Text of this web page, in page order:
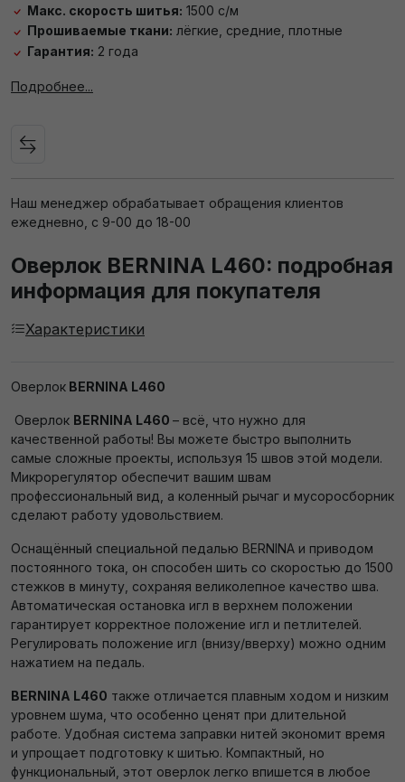
Макс. скорость шитья: 1500 с/м
Прошиваемые ткани: лёгкие, средние, плотные
Гарантия: 2 года
Подробнее...
Наш менеджер обрабатывает обращения клиентов
ежедневно, с 9-00 до 18-00
Оверлок BERNINA L460: подробная
информация для покупателя
Характеристики
Оверлок BERNINA L460
Оверлок BERNINA L460 – всё, что нужно для
качественной работы! Вы можете быстро выполнить
самые сложные проекты, используя 15 швов этой модели.
Микрорегулятор обеспечит вашим швам
профессиональный вид, а коленный рычаг и мусоросборник
сделают работу удовольствием.
Оснащённый специальной педалью BERNINA и приводом
постоянного тока, он способен шить со скоростью до 1500
стежков в минуту, сохраняя великолепное качество шва.
Автоматическая остановка игл в верхнем положении
гарантирует корректное положение игл и петлителей.
Регулировать положение игл (внизу/вверху) можно одним
нажатием на педаль.
BERNINA L460 также отличается плавным ходом и низким
уровнем шума, что особенно ценят при длительной
работе. Удобная система заправки нитей экономит время
и упрощает подготовку к шитью. Компактный, но
функциональный, этот оверлок легко впишется в любое